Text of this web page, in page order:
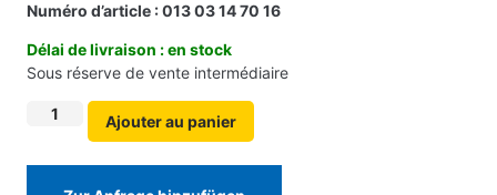
Numéro d’article : 013 03 14 70 16
Délai de livraison : en stock
Sous réserve de vente intermédiaire
Ajouter au panier